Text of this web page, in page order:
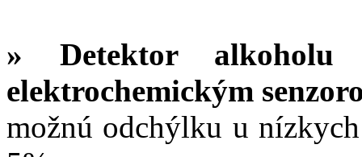
» Detektor
elektrochemickým
možnú odchýlku u